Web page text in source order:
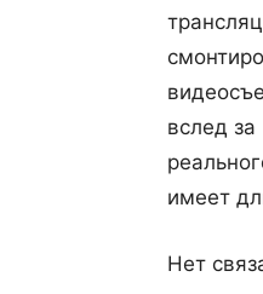
вслед
имеет
Нет